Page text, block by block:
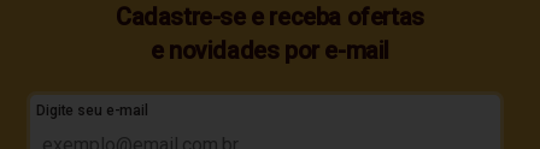
Cadastre-se e receba ofertas
e novidades por e-mail
Digite seu e-mail